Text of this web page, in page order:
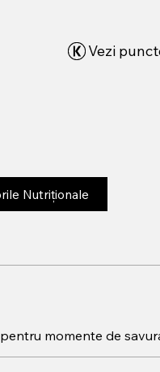
Vezi
momente de
Nutriționale